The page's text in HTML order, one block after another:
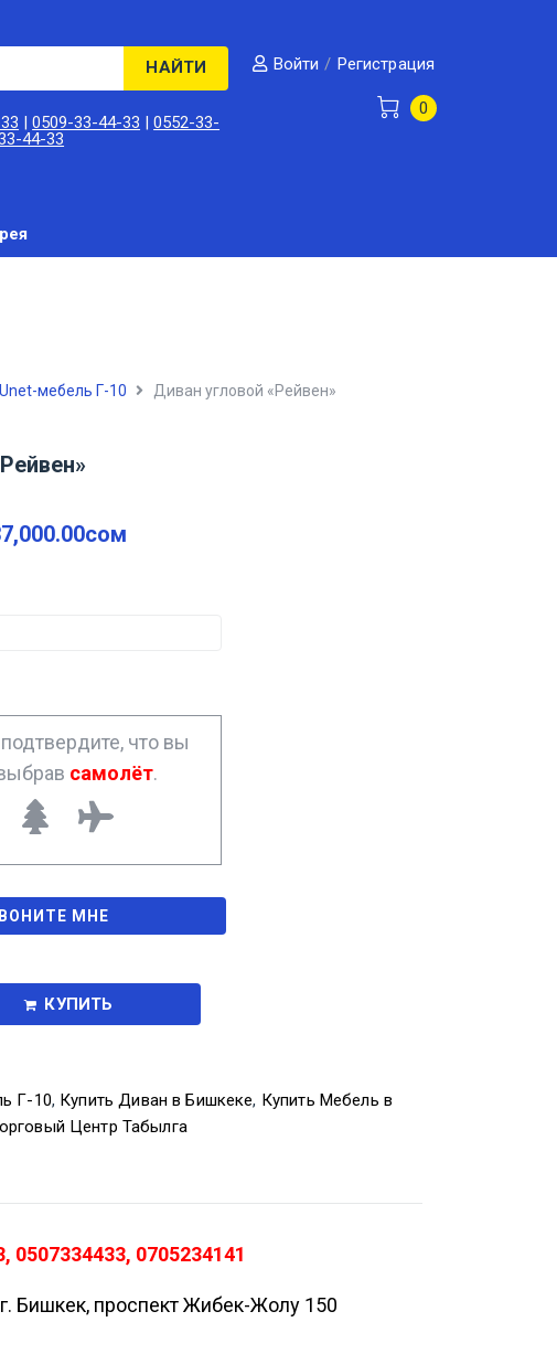
НАЙТИ
|0509-33-44-33 |0552-33-
44-33
Войти / Регистрация
0
Unet-мебель Г-10 Диван угловой «Рейвен»
сом
что вы
самолёт.
КУПИТЬ
Г-10, Купить Диван в Бишкеке, Купить Мебель в
Центр Табылга
0507334433, 0705234141
Бишкек, проспект Жибек-Жолу 150